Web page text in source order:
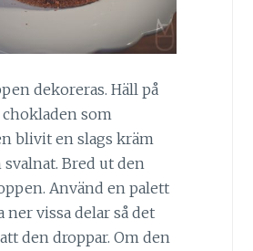
dekoreras. Häll på
som
blivit en slags kräm
Bred ut den
Använd en palett
ner vissa delar så det
den droppar. Om den